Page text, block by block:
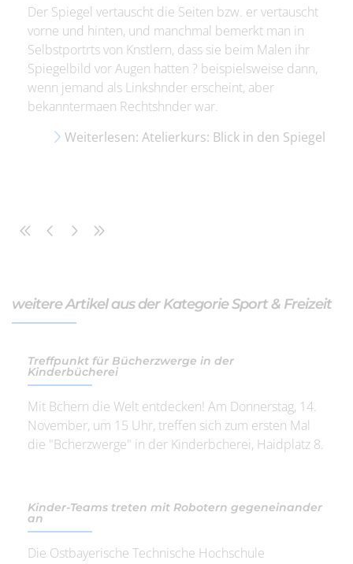
Der Spiegel vertauscht die Seiten bzw. er vertauscht
vorne und hinten, und manchmal bemerkt man in
Selbstportrts von Knstlern, dass sie beim Malen ihr
Spiegelbild vor Augen hatten ? beispielsweise dann,
wenn jemand als Linkshnder erscheint, aber
bekanntermaen Rechtshnder war.
Weiterlesen: Atelierkurs: Blick in den Spiegel
weitere Artikel aus der Kategorie Sport & Freizeit
Treffpunkt für Bücherzwerge in der
Kinderbücherei
Mit Bchern die Welt entdecken! Am Donnerstag, 14.
November, um 15 Uhr, treffen sich zum ersten Mal
die "Bcherzwerge" in der Kinderbcherei, Haidplatz 8.
Kinder-Teams treten mit Robotern gegeneinander
an
Die Ostbayerische Technische Hochschule